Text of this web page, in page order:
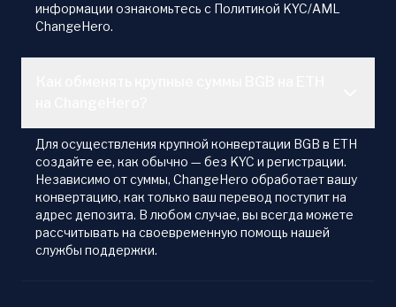
информации ознакомьтесь с Политикой KYC/AML
ChangeHero.
Для осуществления крупной конвертации BGB в ETH
создайте ее, как обычно — без KYC и регистрации.
Независимо от суммы, ChangeHero обработает вашу
конвертацию, как только ваш перевод поступит на
адрес депозита. В любом случае, вы всегда можете
рассчитывать на своевременную помощь нашей
службы поддержки.